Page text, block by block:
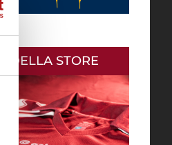
STORE